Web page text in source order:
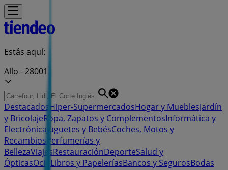
Estás aquí:
Allo - 28001
Destacados Hiper-SupermercadosHogar y MueblesJardín
y BricolajeRopa, Zapatos y ComplementosInformática y
Electrónica Juguetes y BebésCoches, Motos y
Recambios Perfumerías y
BellezaViajesRestauraciónDeporteSalud y
ÓpticasOcio Libros y PapeleríasBancos y SegurosBodas